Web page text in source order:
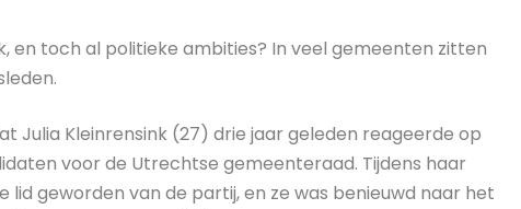
en toch al politieke ambities? In veel gemeenten zitten
Julia Kleinrensink (27) drie jaar geleden reageerde op
voor de Utrechtse gemeenteraad. Tijdens haar
lid geworden van de partij, en ze was benieuwd naar het